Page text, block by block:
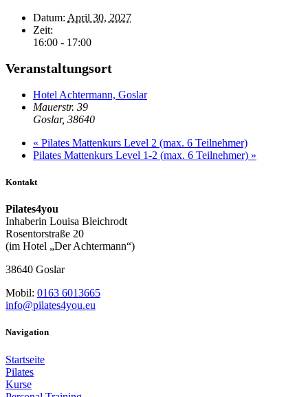
Datum: April 30, 2027
Zeit:
16:00 - 17:00
Veranstaltungsort
Hotel Achtermann, Goslar
Mauerstr. 39
Goslar, 38640
« Pilates Mattenkurs Level 2 (max. 6 Teilnehmer)
Pilates Mattenkurs Level 1-2 (max. 6 Teilnehmer) »
Kontakt
Pilates4you
Inhaberin Louisa Bleichrodt
Rosentorstraße 20
(im Hotel „Der Achtermann“)
38640 Goslar
Mobil: 0163 6013665
info@pilates4you.eu
Navigation
Startseite
Pilates
Kurse